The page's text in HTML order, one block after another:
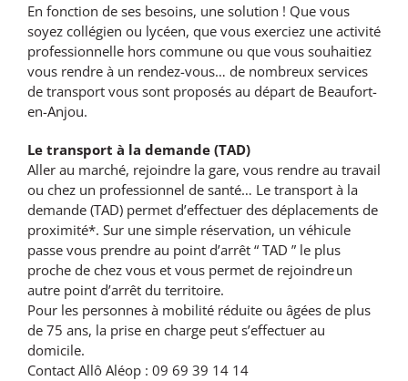
En fonction de ses besoins, une solution ! Que vous
soyez collégien ou lycéen, que vous exerciez une activité
professionnelle hors commune ou que vous souhaitiez
vous rendre à un rendez-vous… de nombreux services
de transport vous sont proposés au départ de Beaufort-
en-Anjou.
Le transport à la demande (TAD)
Aller au marché, rejoindre la gare, vous rendre au travail
ou chez un professionnel de santé… Le transport à la
demande (TAD) permet d’effectuer des déplacements de
proximité*. Sur une simple réservation, un véhicule
passe vous prendre au point d’arrêt “ TAD ” le plus
proche de chez vous et vous permet de rejoindre un
autre point d’arrêt du territoire.
Pour les personnes à mobilité réduite ou âgées de plus
de 75 ans, la prise en charge peut s’effectuer au
domicile.
Contact Allô Aléop : 09 69 39 14 14